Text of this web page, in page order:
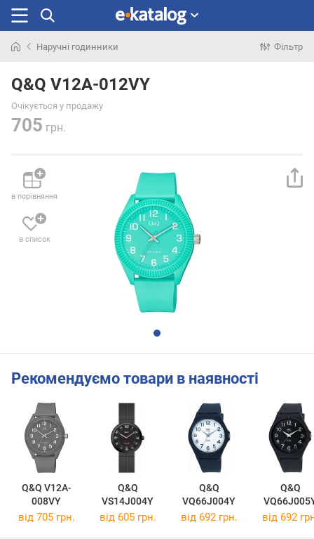
раніше
Наручні годинники Фільтр
Q&Q V12A-012VY
Очікується у продажу
705 грн.
в порівняння
в список
Рекомендуємо товари в наявності
Q&Q V12A-
008VY
Q&Q
VS14J004Y
Q&Q
VQ66J004Y
Q&Q
від 705 грн. від 605 грн. від 692 грн. від 692